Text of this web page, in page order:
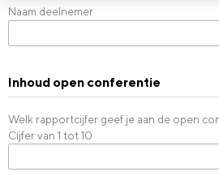
Naam deelnemer
Inhoud open conferentie
Welk rapportcijfer geef je aan de open
Cijfer van 1 tot 10